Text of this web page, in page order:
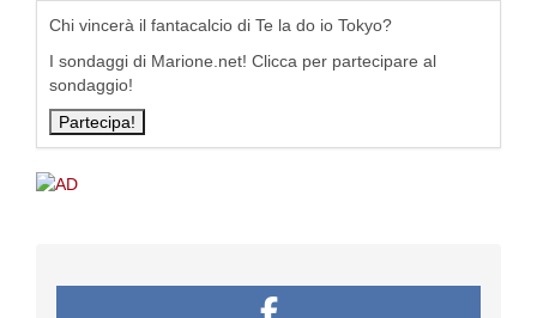
Chi vincerà il fantacalcio di Te la do io Tokyo?
I sondaggi di Marione.net! Clicca per partecipare al
sondaggio!